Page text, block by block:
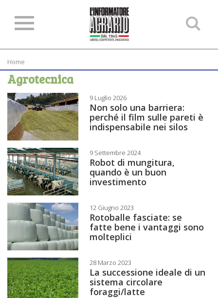
Home
Agrotecnica
9 Luglio 2026
Non solo una barriera:
perché il film sulle pareti è
indispensabile nei silos
9 Settembre 2024
Robot di mungitura,
quando è un buon
investimento
12 Giugno 2023
Rotoballe fasciate: se
fatte bene i vantaggi sono
molteplici
28 Marzo 2023
La successione ideale di un
sistema circolare
foraggi/latte